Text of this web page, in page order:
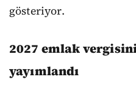
gösteriyor.
2027 emlak
yayımlandı